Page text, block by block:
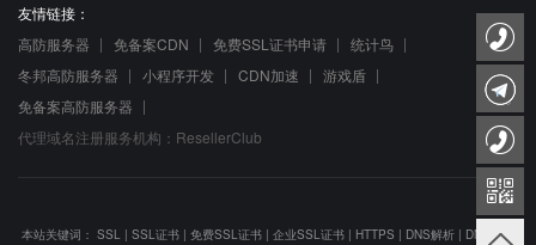
友情链接：
高防服务器
免备案CDN 免费SSL证书申请
统计鸟
冬邦高防服务器
小程序开发 CDN加速
游戏盾
免备案高防服务器
代理域名注册服务机构：ResellerClub
本站关键词： SSL | SSL证书 | 免费SSL证书 | 企业SSL证书 | HTTPS | DNS解析 | DNS防劫